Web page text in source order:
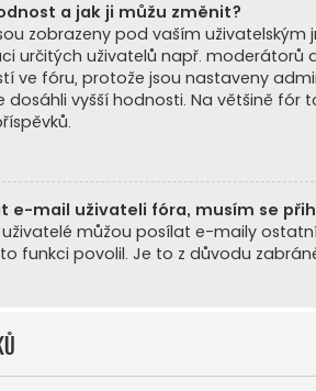
a jak ji můžu změnit?
zobrazeny pod vaším
určitých uživatelů např.
ve fóru, protože jsou nastaveny
dosáhli vyšší hodnosti. Na většině
e-mail uživateli fóra, musím se
můžou posílat e-maily
funkci povolil. Je to z důvodu